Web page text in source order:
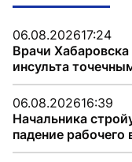
06.08.202617:24
Врачи
инсульта
06.08.202616:39
Начальника
падение